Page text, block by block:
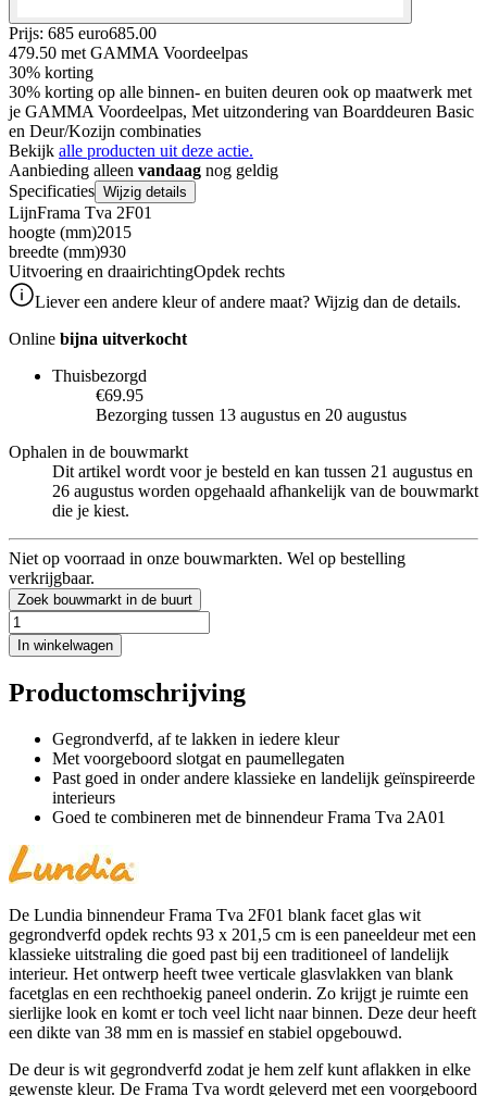
Prijs: 685 euro685.00
479.50 met GAMMA Voordeelpas
30% korting
30% korting op alle binnen- en buiten deuren ook op maatwerk met
je GAMMA Voordeelpas, Met uitzondering van Boarddeuren Basic
en Deur/Kozijn combinaties
Bekijk alle producten uit deze actie.
Aanbieding alleen vandaag nog geldig
Specificaties Wijzig details
LijnFrama Tva 2F01
hoogte (mm)2015
breedte (mm)930
Uitvoering en draairichtingOpdek rechts
Liever een andere kleur of andere maat? Wijzig dan de details.
Online bijna uitverkocht
Thuisbezorgd
€69.95
Bezorging tussen 13 augustus en 20 augustus
Ophalen in de bouwmarkt
Dit artikel wordt voor je besteld en kan tussen 21 augustus en
26 augustus worden opgehaald afhankelijk van de bouwmarkt
die je kiest.
Niet op voorraad in onze bouwmarkten. Wel op bestelling
verkrijgbaar.
Zoek bouwmarkt in de buurt
In winkelwagen
Productomschrijving
Gegrondverfd, af te lakken in iedere kleur
Met voorgeboord slotgat en paumellegaten
Past goed in onder andere klassieke en landelijk geïnspireerde
interieurs
Goed te combineren met de binnendeur Frama Tva 2A01
De Lundia binnendeur Frama Tva 2F01 blank facet glas wit
gegrondverfd opdek rechts 93 x 201,5 cm is een paneeldeur met een
klassieke uitstraling die goed past bij een traditioneel of landelijk
interieur. Het ontwerp heeft twee verticale glasvlakken van blank
facetglas en een rechthoekig paneel onderin. Zo krijgt je ruimte een
sierlijke look en komt er toch veel licht naar binnen. Deze deur heeft
een dikte van 38 mm en is massief en stabiel opgebouwd.
De deur is wit gegrondverfd zodat je hem zelf kunt aflakken in elke
gewenste kleur. De Frama Tva wordt geleverd met een voorgeboord